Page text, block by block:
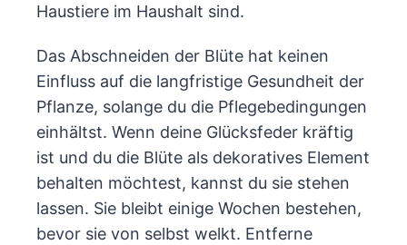
Haustiere im Haushalt sind.
Das Abschneiden der Blüte hat keinen
Einfluss auf die langfristige Gesundheit der
Pflanze, solange du die Pflegebedingungen
einhältst. Wenn deine Glücksfeder kräftig
ist und du die Blüte als dekoratives Element
behalten möchtest, kannst du sie stehen
lassen. Sie bleibt einige Wochen bestehen,
bevor sie von selbst welkt. Entferne